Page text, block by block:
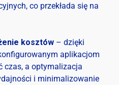
co przekłada się na
kosztów – dzięki
aplikacjom
czas, a optymalizacja
i minimalizowanie